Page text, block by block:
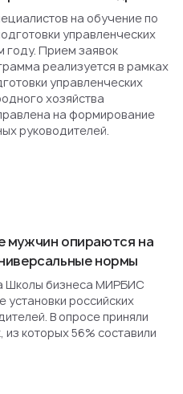
на обучение по
управленческих
году. Прием заявок
реализуется в рамках
управленческих
хозяйства
на формирование
руководителей.
мужчин опираются на
нормы
Школы бизнеса МИРБИС
установки российских
В опросе приняли
которых 56% составили